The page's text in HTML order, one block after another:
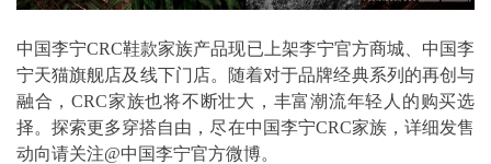
中国李宁CRC鞋款家族产品现已上架李宁官方商城、中国李
宁天猫旗舰店及线下门店。随着对于品牌经典系列的再创与
融合，CRC家族也将不断壮大，丰富潮流年轻人的购买选
择。探索更多穿搭自由，尽在中国李宁CRC家族，详细发售
动向请关注@中国李宁官方微博。